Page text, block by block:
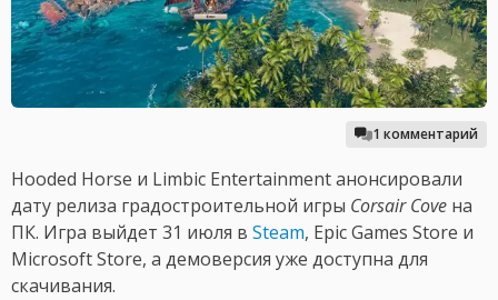
1 комментарий
Hooded Horse и Limbic Entertainment анонсировали
дату релиза градостроительной игры Corsair Cove на
ПК. Игра выйдет 31 июля в Steam, Epic Games Store и
Microsoft Store, а демоверсия уже доступна для
скачивания.